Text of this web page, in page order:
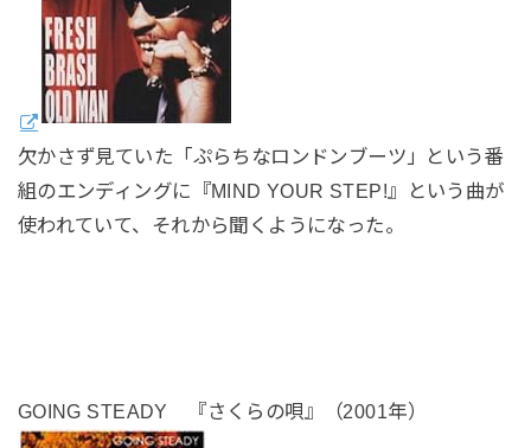
欠かさず見ていた「ぷらちなロンドンブーツ」という番
組のエンディングに『MIND YOUR STEP!』という曲が
使われていて、それから聞くようになった。
GOING STEADY 『さくらの唄』（2001年）